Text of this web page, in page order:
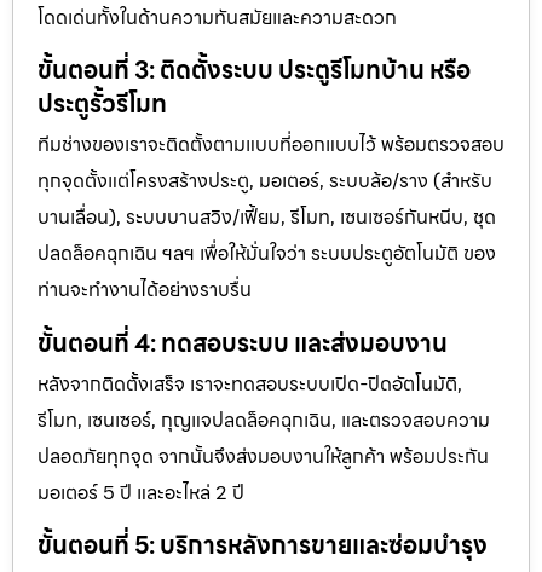
โดดเด่นทั้งในด้านความทันสมัยและความสะดวก
ขั้นตอนที่ 3: ติดตั้งระบบ ประตูรีโมทบ้าน หรือ
ประตูรั้วรีโมท
ทีมช่างของเราจะติดตั้งตามแบบที่ออกแบบไว้ พร้อมตรวจสอบ
ทุกจุดตั้งแต่โครงสร้างประตู, มอเตอร์, ระบบล้อ/ราง (สำหรับ
บานเลื่อน), ระบบบานสวิง/เฟี้ยม, รีโมท, เซนเซอร์กันหนีบ, ชุด
ปลดล็อคฉุกเฉิน ฯลฯ เพื่อให้มั่นใจว่า ระบบประตูอัตโนมัติ ของ
ท่านจะทำงานได้อย่างราบรื่น
ขั้นตอนที่ 4: ทดสอบระบบ และส่งมอบงาน
หลังจากติดตั้งเสร็จ เราจะทดสอบระบบเปิด-ปิดอัตโนมัติ,
รีโมท, เซนเซอร์, กุญแจปลดล็อคฉุกเฉิน, และตรวจสอบความ
ปลอดภัยทุกจุด จากนั้นจึงส่งมอบงานให้ลูกค้า พร้อมประกัน
มอเตอร์ 5 ปี และอะไหล่ 2 ปี
ขั้นตอนที่ 5: บริการหลังการขายและซ่อมบำรุง